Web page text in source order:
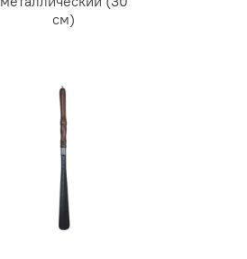
см)